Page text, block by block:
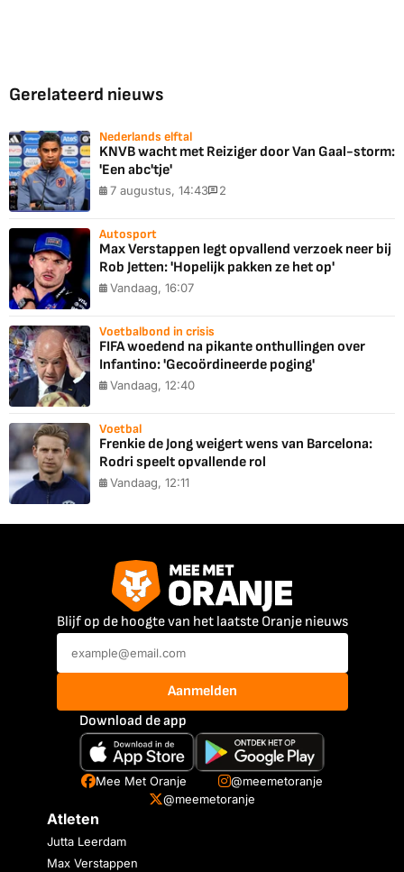
Gerelateerd nieuws
Nederlands elftal
KNVB wacht met Reiziger door Van Gaal-storm:
'Een abc'tje'
7 augustus, 14:43 2
Autosport
Max Verstappen legt opvallend verzoek neer bij
Rob Jetten: 'Hopelijk pakken ze het op'
Vandaag, 16:07
Voetbalbond in crisis
FIFA woedend na pikante onthullingen over
Infantino: 'Gecoördineerde poging'
Vandaag, 12:40
Voetbal
Frenkie de Jong weigert wens van Barcelona:
Rodri speelt opvallende rol
Vandaag, 12:11
Blijf op de hoogte van het laatste Oranje nieuws
Aanmelden
Download de app
Mee Met Oranje
@meemetoranje
@meemetoranje
Atleten
Jutta Leerdam
Max Verstappen